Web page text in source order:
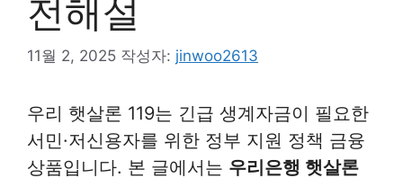
전해설
11월 2, 2025 작성자: jinwoo2613
우리 햇살론 119는 긴급 생계자금이 필요한
서민·저신용자를 위한 정부 지원 정책 금융
상품입니다. 본 글에서는 우리은행 햇살론